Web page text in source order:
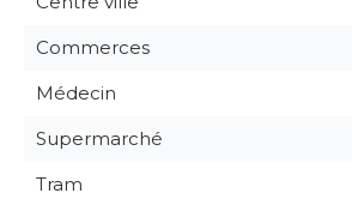
Commerces
Médecin
Supermarché
Tram